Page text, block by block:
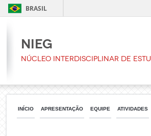
BRASIL
NIEG
Núcleo Interdisciplinar de
INÍCIO APRESENTAÇÃO EQUIPE ATIVIDADES